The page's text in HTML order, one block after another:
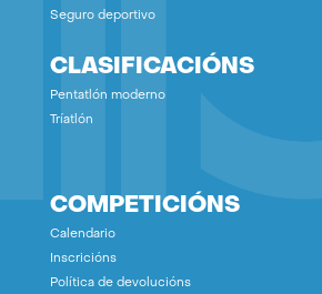
Seguro deportivo
CLASIFICACIÓNS
Pentatlón moderno
Tríatlón
COMPETICIÓNS
Calendario
Inscricións
Política de devolucións